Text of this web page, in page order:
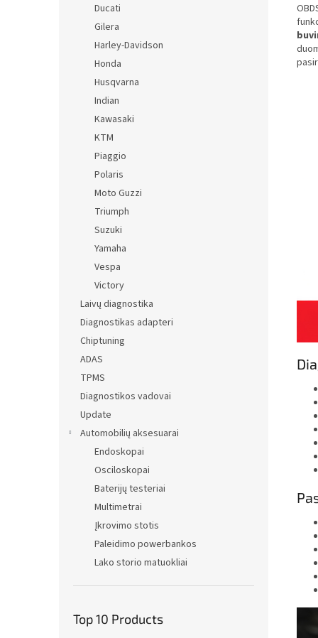
Ducati
Gilera
Harley-Davidson
Honda
Husqvarna
Indian
Kawasaki
KTM
Piaggio
Polaris
Moto Guzzi
Triumph
Suzuki
Yamaha
Vespa
Victory
Laivų diagnostika
Diagnostikas adapteri
Chiptuning
ADAS
TPMS
Diagnostikos vadovai
Update
Automobilių aksesuarai
Endoskopai
Osciloskopai
Baterijų testeriai
Multimetrai
Įkrovimo stotis
Paleidimo powerbankos
Lako storio matuokliai
Top 10 Products